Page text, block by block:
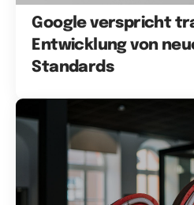
Google verspricht
Entwicklung von
Standards